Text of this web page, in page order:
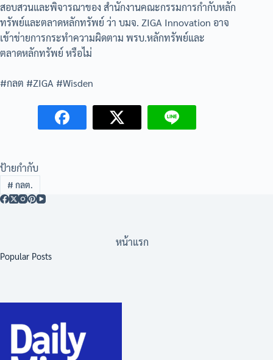
สอบสวนและพิจารณาของ สำนักงานคณะกรรมการกำกับหลัก
ทรัพย์และตลาดหลักทรัพย์ ว่า บมจ. ZIGA Innovation อาจ
เข้าข่ายการกระทำความผิดตาม พรบ.หลักทรัพย์และ
ตลาดหลักทรัพย์ หรือไม่
#กลต #ZIGA #Wisden
ป้ายกำกับ
# กลต.
หน้าแรก
Popular Posts